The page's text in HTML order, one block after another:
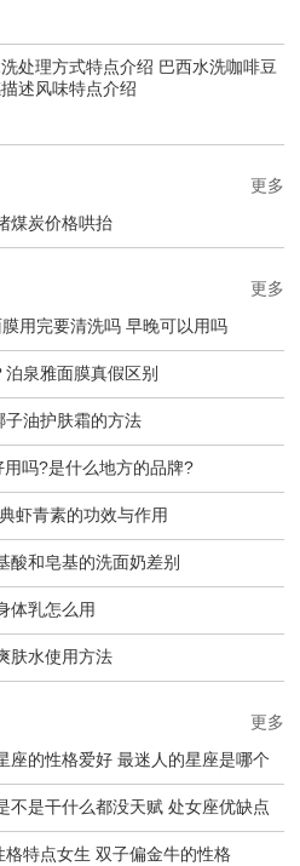
处理方式特点介绍 巴西水洗咖啡豆
述风味特点介绍
煤炭价格哄抬
更多
用完要清洗吗 早晚可以用吗
泉雅面膜真假区别
子油护肤霜的方法
吗?是什么地方的品牌?
虾青素的功效与作用
酸和皂基的洗面奶差别
体乳怎么用
肤水使用方法
更多
座的性格爱好 最迷人的星座是哪个
不是干什么都没天赋 处女座优缺点
特点女生 双子偏金牛的性格
更多